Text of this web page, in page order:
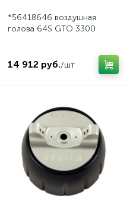
*56418646 воздушная
голова 64S GTO 3300
14 912 руб./шт